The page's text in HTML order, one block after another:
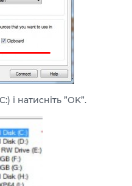
і натисніть ”OK”.